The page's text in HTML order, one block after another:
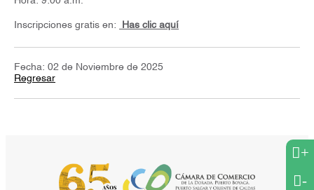
Inscripciones gratis en: Has clic aquí
Fecha: 02 de Noviembre de 2025
Regresar
+
-